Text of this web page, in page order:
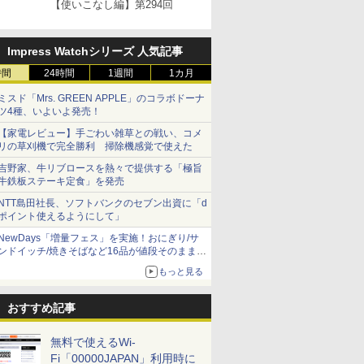
【使いこなし編】第294回
Impress Watchシリーズ 人気記事
24時間 1週間 1カ月
スド「Mrs. GREEN APPLE」のコラボドーナ
4種、いよいよ発売！
家電レビュー】手ごわい雑草との戦い、コメ
の草刈機で完全勝利 掃除機感覚で使えた
野家、牛リブロースを熱々で提供する「極旨
鉄板ステーキ定食」を発売
島田社長、ソフトバンクのセブン出資に「d
イント使えるようにして」
「増量フェス」を実施！おにぎり/サ
ドイッチ/焼きそばなど16品が値段そのままで
もっと見る
おすすめ記事
無料で使えるWi-
Fi「00000JAPAN」利用時に